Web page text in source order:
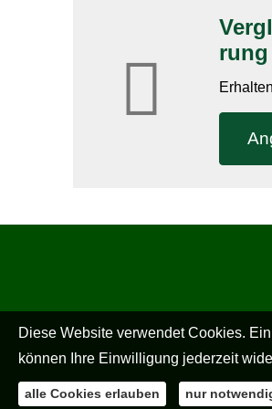
rung
Diese Website verwendet Cookies.
können Ihre Einwilligung jederzeit
alle Cookies erlauben nur